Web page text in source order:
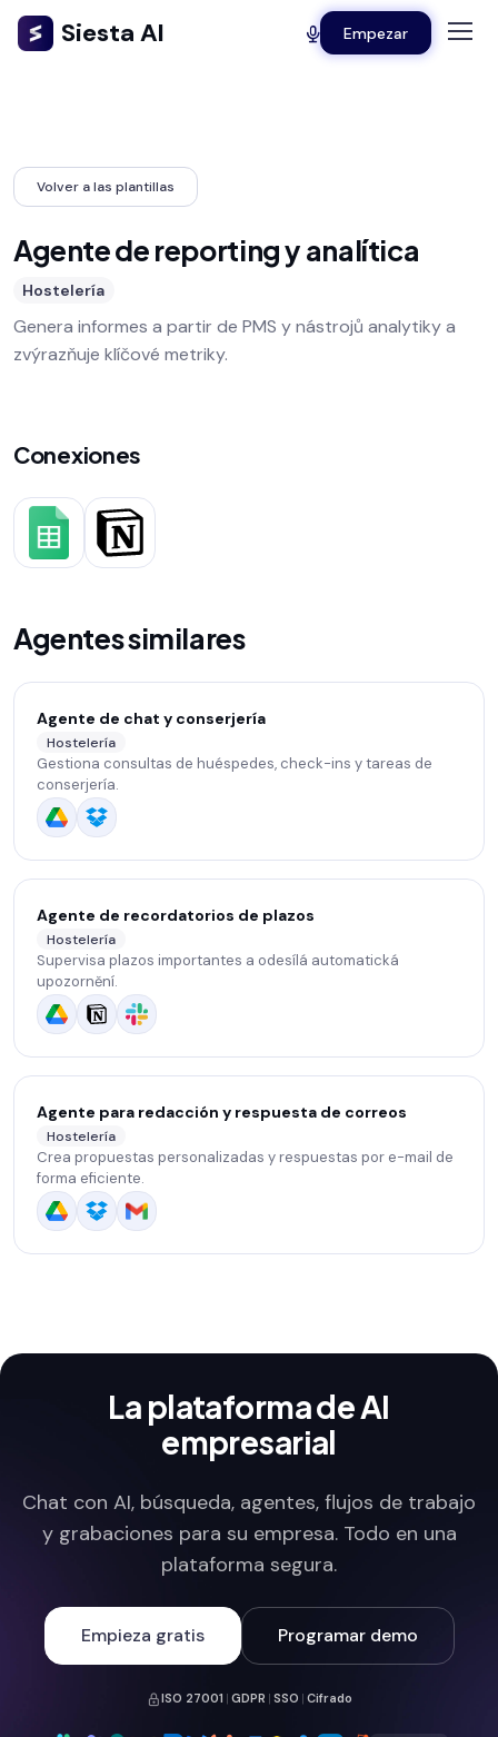
Siesta AI Empezar
Volver a las plantillas
Agente de reporting y analítica
Hostelería
Genera informes a partir de PMS y nástrojů analytiky a
zvýrazňuje klíčové metriky.
Conexiones
Agentes similares
Agente de chat y conserjería
Hostelería
Gestiona consultas de huéspedes, check-ins y tareas de
conserjería.
Agente de recordatorios de plazos
Hostelería
Supervisa plazos importantes a odesílá automatická
upozornění.
Agente para redacción y respuesta de correos
Hostelería
Crea propuestas personalizadas y respuestas por e-mail de
forma eficiente.
La plataforma de AI
empresarial
Chat con AI, búsqueda, agentes, flujos de trabajo
y grabaciones para su empresa. Todo en una
plataforma segura.
Empieza gratis Programar demo
ISO 27001 | GDPR | SSO | Cifrado